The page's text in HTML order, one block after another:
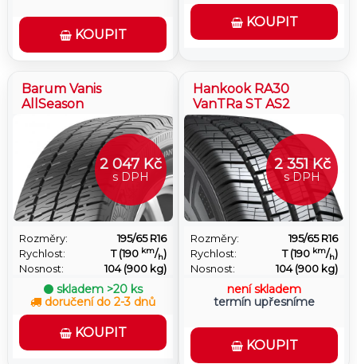
KOUPIT
KOUPIT
Barum Vanis
AllSeason
2 047 Kč
s DPH
Rozměry:
195/65 R16
Rychlost:
T (190 km/h)
Nosnost:
104 (900 kg)
skladem >20 ks
doručení do 2-3 dnů
KOUPIT
Hankook RA30
VanTRa ST AS2
2 351 Kč
s DPH
Rozměry:
195/65 R16
Rychlost:
T (190 km/h)
Nosnost:
104 (900 kg)
není skladem
termín upřesníme
KOUPIT